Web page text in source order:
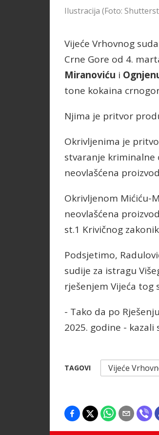
Ilustracija (Foto:
Vijeće Vrhovnog
Crne Gore od 4.
Miranoviću i
tone kokaina
Njima je pritvor
Okrivljenima je
stvaranje kriminalne
neovlašćena
Okrivljenom Mićiću-
neovlašćena
st.1 Krivičnog
Podsjetimo,
sudije za istragu
rješenjem Vijeća tog
- Tako da po
2025. godine - kazali
TAGOVI Vijeće